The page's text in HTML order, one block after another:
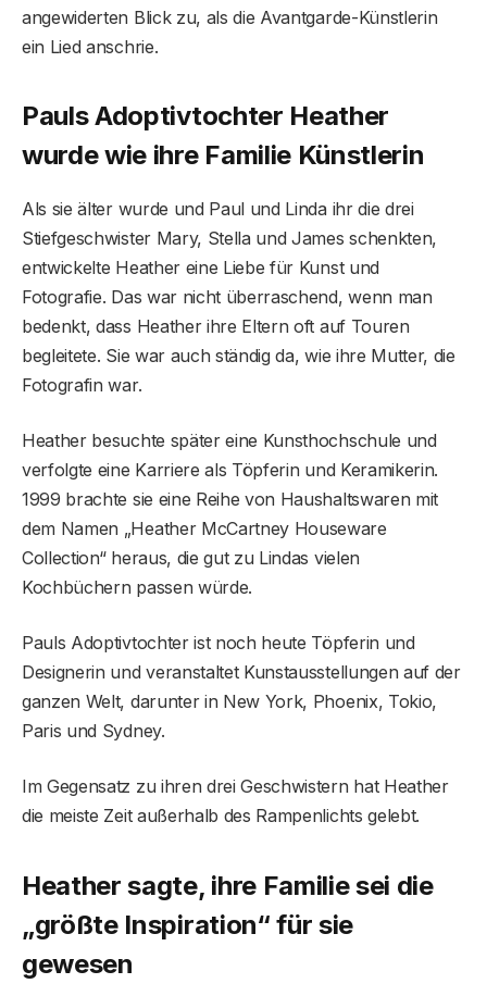
angewiderten Blick zu, als die Avantgarde-Künstlerin
ein Lied anschrie.
Pauls Adoptivtochter Heather
wurde wie ihre Familie Künstlerin
Als sie älter wurde und Paul und Linda ihr die drei
Stiefgeschwister Mary, Stella und James schenkten,
entwickelte Heather eine Liebe für Kunst und
Fotografie. Das war nicht überraschend, wenn man
bedenkt, dass Heather ihre Eltern oft auf Touren
begleitete. Sie war auch ständig da, wie ihre Mutter, die
Fotografin war.
Heather besuchte später eine Kunsthochschule und
verfolgte eine Karriere als Töpferin und Keramikerin.
1999 brachte sie eine Reihe von Haushaltswaren mit
dem Namen „Heather McCartney Houseware
Collection“ heraus, die gut zu Lindas vielen
Kochbüchern passen würde.
Pauls Adoptivtochter ist noch heute Töpferin und
Designerin und veranstaltet Kunstausstellungen auf der
ganzen Welt, darunter in New York, Phoenix, Tokio,
Paris und Sydney.
Im Gegensatz zu ihren drei Geschwistern hat Heather
die meiste Zeit außerhalb des Rampenlichts gelebt.
Heather sagte, ihre Familie sei die
„größte Inspiration“ für sie
gewesen